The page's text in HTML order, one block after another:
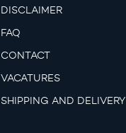
DISCLAIMER
FAQ
CONTACT
VACATURES
SHIPPING AND DELIVERY